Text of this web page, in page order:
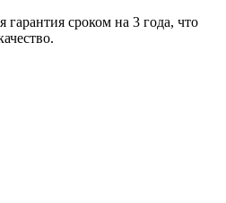
гарантия сроком на 3 года, что